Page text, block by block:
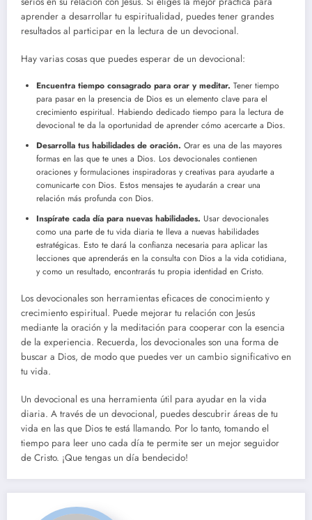
aprender a desarrollar tu espiritualidad, puedes tener grandes
resultados al participar en la lectura de un devocional.
Hay varias cosas que puedes esperar de un devocional:
Encuentra tiempo consagrado para orar y meditar. Tener tiempo
para pasar en la presencia de Dios es un elemento clave para el
crecimiento espiritual. Habiendo dedicado tiempo para la lectura de
devocional te da la oportunidad de aprender cómo acercarte a Dios.
Desarrolla tus habilidades de oración. Orar es una de las mayores
formas en las que te unes a Dios. Los devocionales contienen
oraciones y formulaciones inspiradoras y creativas para ayudarte a
comunicarte con Dios. Estos mensajes te ayudarán a crear una
relación más profunda con Dios.
Inspírate cada día para nuevas habilidades. Usar devocionales
como una parte de tu vida diaria te lleva a nuevas habilidades
estratégicas. Esto te dará la confianza necesaria para aplicar las
lecciones que aprenderás en la consulta con Dios a la vida cotidiana,
y como un resultado, encontrarás tu propia identidad en Cristo.
Los devocionales son herramientas eficaces de conocimiento y
crecimiento espiritual. Puede mejorar tu relación con Jesús
mediante la oración y la meditación para cooperar con la esencia
de la experiencia. Recuerda, los devocionales son una forma de
buscar a Dios, de modo que puedes ver un cambio significativo en
tu vida.
Un devocional es una herramienta útil para ayudar en la vida
diaria. A través de un devocional, puedes descubrir áreas de tu
vida en las que Dios te está llamando. Por lo tanto, tomando el
tiempo para leer uno cada día te permite ser un mejor seguidor
de Cristo. ¡Que tengas un día bendecido!